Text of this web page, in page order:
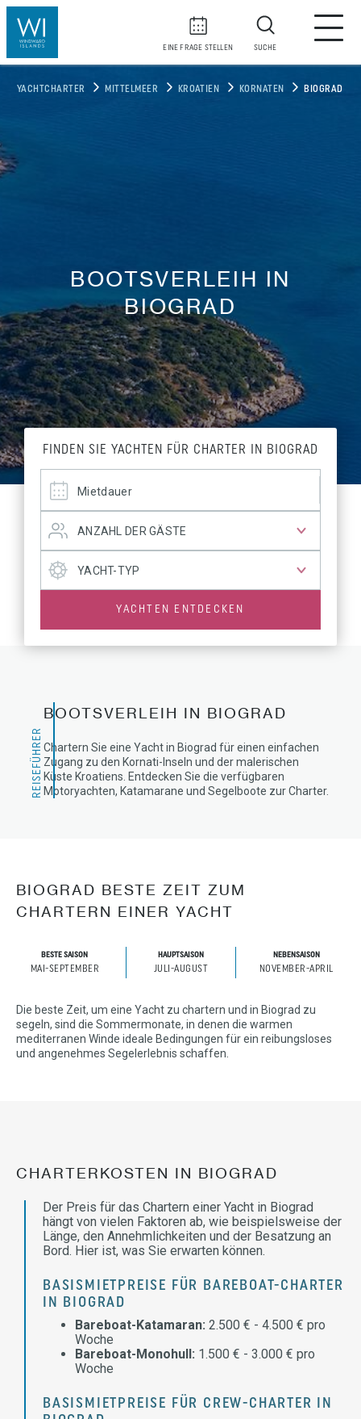
EINE FRAGE STELLEN SUCHE
YACHTCHARTER MITTELMEER KROATIEN KORNATEN BIOGRAD
BOOTSVERLEIH IN
BIOGRAD
FINDEN SIE YACHTEN FÜR CHARTER IN BIOGRAD
YACHTEN ENTDECKEN
REISEFÜHRER
BOOTSVERLEIH IN BIOGRAD
Chartern Sie eine Yacht in Biograd für einen einfachen
Zugang zu den Kornati-Inseln und der malerischen
Küste Kroatiens. Entdecken Sie die verfügbaren
Motoryachten, Katamarane und Segelboote zur Charter.
BIOGRAD BESTE ZEIT ZUM
CHARTERN EINER YACHT
BESTE SAISON
MAI-SEPTEMBER
HAUPTSAISON
JULI-AUGUST
NEBENSAISON
NOVEMBER-APRIL
Die beste Zeit, um eine Yacht zu chartern und in Biograd zu
segeln, sind die Sommermonate, in denen die warmen
mediterranen Winde ideale Bedingungen für ein reibungsloses
und angenehmes Segelerlebnis schaffen.
CHARTERKOSTEN IN BIOGRAD
Der Preis für das Chartern einer Yacht in Biograd
hängt von vielen Faktoren ab, wie beispielsweise der
Länge, den Annehmlichkeiten und der Besatzung an
Bord. Hier ist, was Sie erwarten können.
BASISMIETPREISE FÜR BAREBOAT-CHARTER
IN BIOGRAD
Bareboat-Katamaran: 2.500 € - 4.500 € pro
Woche
Bareboat-Monohull: 1.500 € - 3.000 € pro
Woche
BASISMIETPREISE FÜR CREW-CHARTER IN